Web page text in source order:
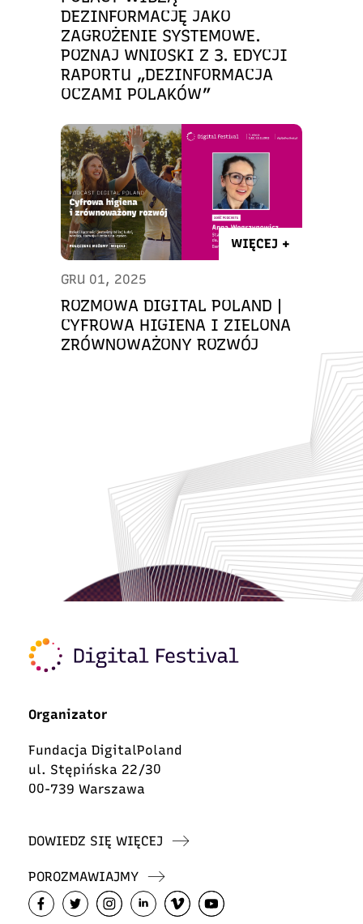
DEZINFORMACJĘ JAKO
ZAGROŻENIE SYSTEMOWE.
POZNAJ WNIOSKI Z 3. EDYCJI
RAPORTU „DEZINFORMACJA
OCZAMI POLAKÓW”
WIĘCEJ +
GRU 01, 2025
ROZMOWA DIGITAL POLAND |
CYFROWA HIGIENA I ZIELONA
ZRÓWNOWAŻONY ROZWÓJ
Organizator
Fundacja DigitalPoland
ul. Stępińska 22/30
00-739 Warszawa
DOWIEDZ SIĘ WIĘCEJ
POROZMAWIAJMY